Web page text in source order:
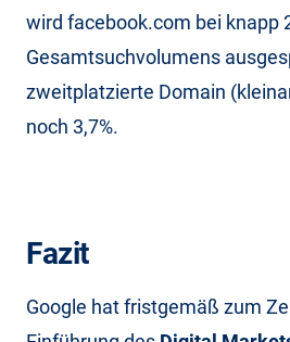
wird facebook.com bei knapp
Gesamtsuchvolumens
zweitplatzierte Domain
noch 3,7%.
Fazit
Google hat fristgemäß zum